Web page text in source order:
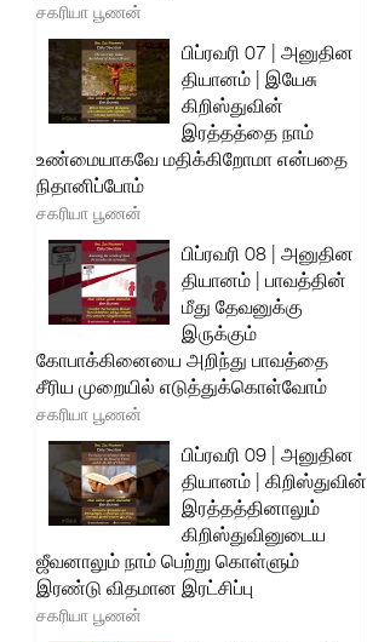
சகரியா பூணன்
பிப்ரவரி 07 | அனுதின
தியானம் | இயேசு
கிறிஸ்துவின்
இரத்தத்தை நாம்
உண்மையாகவே மதிக்கிறோமா என்பதை
நிதானிப்போம்
சகரியா பூணன்
பிப்ரவரி 08 | அனுதின
தியானம் | பாவத்தின்
மீது தேவனுக்கு
இருக்கும்
கோபாக்கினையை அறிந்து பாவத்தை
சீரிய முறையில் எடுத்துக்கொள்வோம்
சகரியா பூணன்
பிப்ரவரி 09 | அனுதின
தியானம் | கிறிஸ்துவின்
இரத்தத்தினாலும்
கிறிஸ்துவினுடைய
ஜீவனாலும் நாம் பெற்று கொள்ளும்
இரண்டு விதமான இரட்சிப்பு
சகரியா பூணன்